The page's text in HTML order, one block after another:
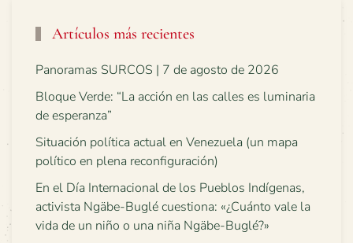
Artículos más recientes
Panoramas SURCOS | 7 de agosto de 2026
Bloque Verde: “La acción en las calles es luminaria
de esperanza”
Situación política actual en Venezuela (un mapa
político en plena reconfiguración)
En el Día Internacional de los Pueblos Indígenas,
activista Ngäbe-Buglé cuestiona: «¿Cuánto vale la
vida de un niño o una niña Ngäbe-Buglé?»